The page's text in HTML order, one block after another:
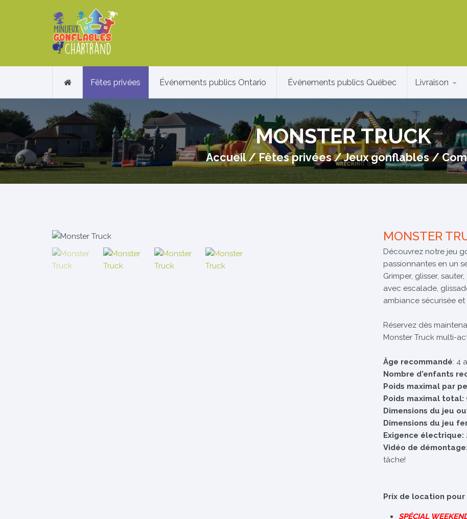
Fêtes privées Événements publics Ontario Événements publics Québec Livraison
MONSTER TRUCK
Accueil/Fêtes privées/Jeux gonflables/
MONSTER
Découvrez notre jeu
passionnantes en un
Grimper, glisser,
avec escalade,
ambiance sécurisée et
Réservez dès
Monster Truck multi-
Âge recommandé: 4
Nombre d'enfants
Poids maximal par
Poids maximal total:
Dimensions du jeu
Dimensions du jeu
Exigence électrique:
Vidéo de démontage:
tâche!
Prix de location
SPÉCIAL